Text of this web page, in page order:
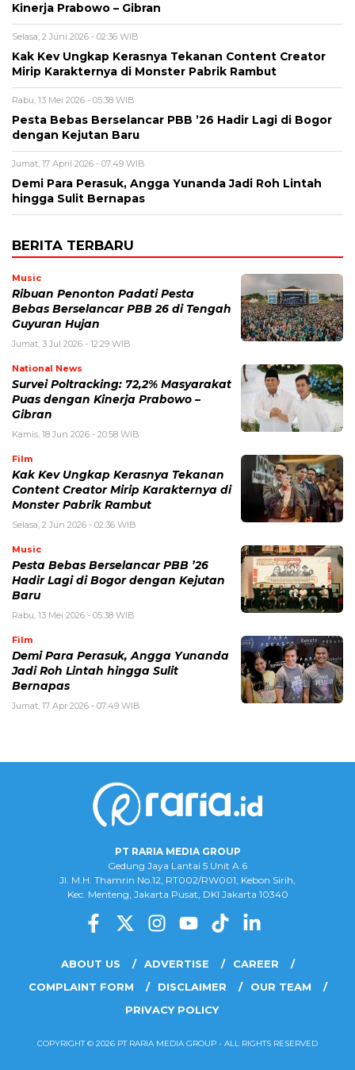
Kinerja Prabowo – Gibran
Selasa, 2 Juni 2026 - 02:36 WIB
Kak Kev Ungkap Kerasnya Tekanan Content Creator
Mirip Karakternya di Monster Pabrik Rambut
Rabu, 13 Mei 2026 - 05:38 WIB
Pesta Bebas Berselancar PBB ’26 Hadir Lagi di Bogor
dengan Kejutan Baru
Jumat, 17 April 2026 - 07:49 WIB
Demi Para Perasuk, Angga Yunanda Jadi Roh Lintah
hingga Sulit Bernapas
BERITA TERBARU
Music
Ribuan Penonton Padati Pesta
Bebas Berselancar PBB 26 di Tengah
Guyuran Hujan
Jumat, 3 Jul 2026 - 12:29 WIB
National News
Survei Poltracking: 72,2% Masyarakat
Puas dengan Kinerja Prabowo –
Gibran
Kamis, 18 Jun 2026 - 20:58 WIB
Film
Kak Kev Ungkap Kerasnya Tekanan
Content Creator Mirip Karakternya di
Monster Pabrik Rambut
Selasa, 2 Jun 2026 - 02:36 WIB
Music
Pesta Bebas Berselancar PBB ’26
Hadir Lagi di Bogor dengan Kejutan
Baru
Rabu, 13 Mei 2026 - 05:38 WIB
Film
Demi Para Perasuk, Angga Yunanda
Jadi Roh Lintah hingga Sulit
Bernapas
Jumat, 17 Apr 2026 - 07:49 WIB
PT RARIA MEDIA GROUP
Gedung Jaya Lantai 5 Unit A.6
Jl. M.H. Thamrin No.12, RT002/RW001, Kebon Sirih,
Kec. Menteng, Jakarta Pusat, DKI Jakarta 10340
ABOUT US ADVERTISE
CAREER
COMPLAINT FORM
DISCLAIMER
OUR TEAM
PRIVACY POLICY
COPYRIGHT © 2026 PT RARIA MEDIA GROUP - ALL RIGHTS RESERVED